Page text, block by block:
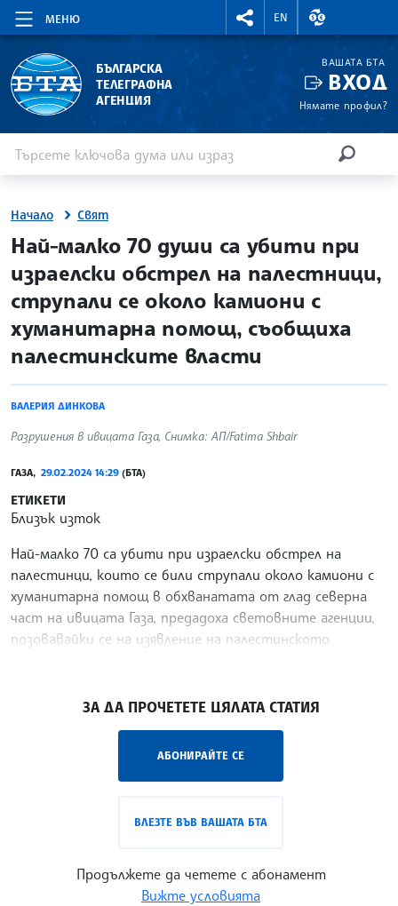
МЕНЮ
RIGHTMENU.SOCIAL
EN
ВАЛУТНИ
БЪЛГАРСКА
ТЕЛЕГРАФНА
АГЕНЦИЯ
ВАШАТА БТА
ВХОД
Нямате профил?
Начало Свят
site.bta
Най-малко 70 души са убити при
израелски обстрел на палестници,
струпали се около камиони с
хуманитарна помощ, съобщиха
палестинските власти
ВАЛЕРИЯ ДИНКОВА
Разрушения в ивицата Газа, Снимка: АП/Fatima Shbair
ГАЗА, 29.02.2024 14:29 (БТА)
ЕТИКЕТИ
Близък изток
Най-малко 70 са убити при израелски обстрел на
палестинци, които се били струпали около камиони с
хуманитарна помощ в обхванатата от глад северна
част на ивицата Газа, предадоха световните агенции,
позовавайки се на изявление на палестинското
ЗА ДА ПРОЧЕТЕТЕ ЦЯЛАТА СТАТИЯ
АБОНИРАЙТЕ СЕ
ВЛЕЗТЕ ВЪВ ВАШАТА БТА
Продължете да четете с абонамент
Вижте условията